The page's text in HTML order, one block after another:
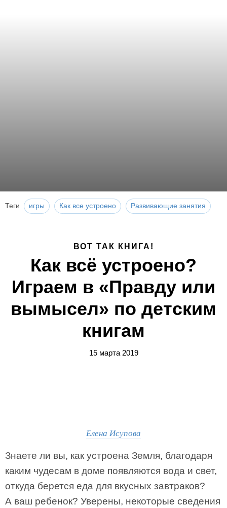
Теги игры Как все устроено Развивающие занятия
ВОТ ТАК КНИГА!
Как всё устроено?
Играем в «Правду или
вымысел» по детским
книгам
15 марта 2019
Елена Исупова
Знаете ли вы, как устроена Земля, благодаря
каким чудесам в доме появляются вода и свет,
откуда берется еда для вкусных завтраков?
А ваш ребенок? Уверены, некоторые сведения